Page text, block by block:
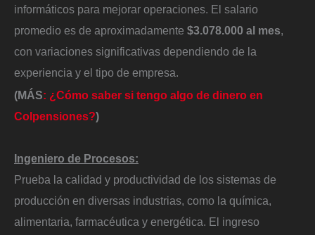
informáticos para mejorar operaciones. El salario
promedio es de aproximadamente $3.078.000 al mes,
con variaciones significativas dependiendo de la
experiencia y el tipo de empresa.
(MÁS: ¿Cómo saber si tengo algo de dinero en
Colpensiones?)
Ingeniero de Procesos:
Prueba la calidad y productividad de los sistemas de
producción en diversas industrias, como la química,
alimentaria, farmacéutica y energética. El ingreso